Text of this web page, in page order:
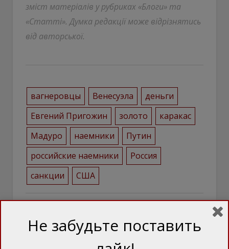
зміст матеріалів у рубриках «Блоги» та
«Статті». Думка редакції може відрізнятись
від авторської.
вагнеровцы Венесуэла
деньги
Евгений Пригожин
золото
каракас
Мадуро
наемники
Путин
российские наемники
Россия
санкции
США
Twitter
Не забудьте поставить